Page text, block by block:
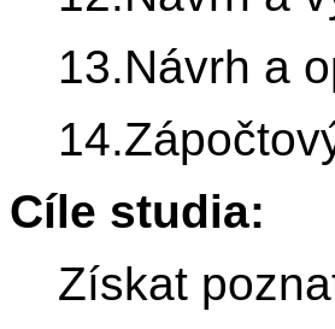
13.Návrh a
Cíle studia:
Získat